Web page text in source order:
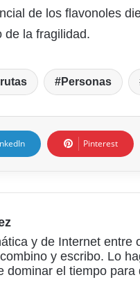
de los flavonoles
de la fragilidad.
Personas
Pinterest
y de Internet entre
y escribo. Lo
dominar el tiempo para